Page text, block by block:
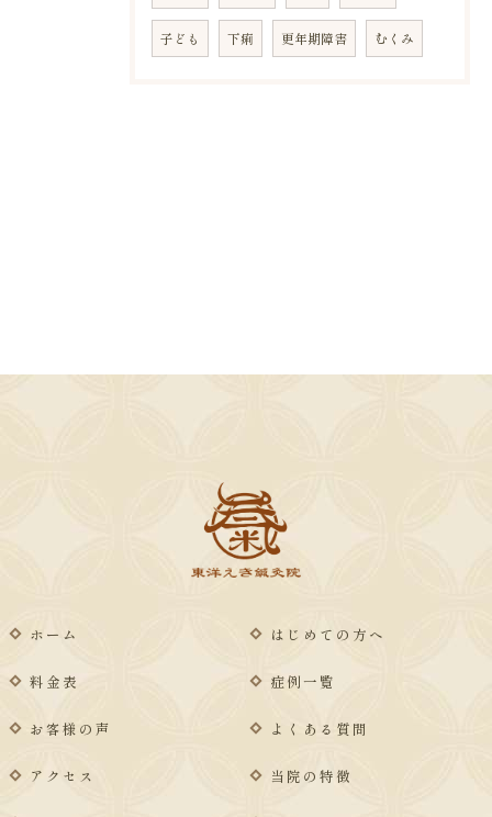
子ども 下痢 更年期障害 むくみ
ホーム はじめての方へ
料金表 症例一覧
お客様の声 よくある質問
アクセス 当院の特徴